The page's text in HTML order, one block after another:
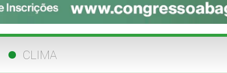
CLIMA